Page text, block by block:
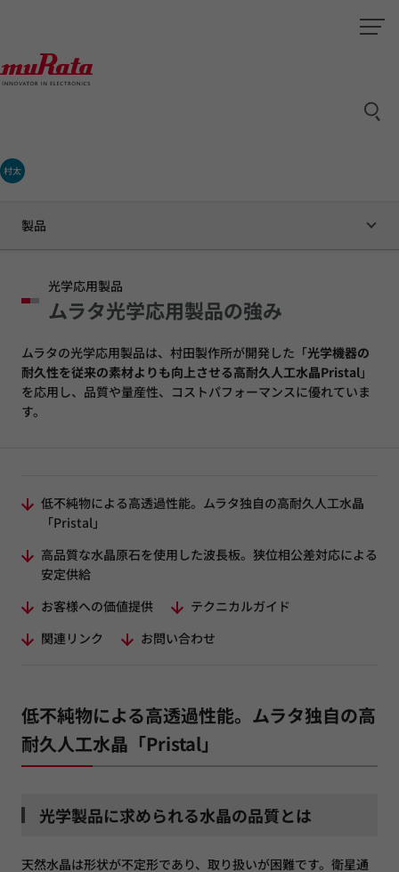
村太
製品
光学応用製品
ムラタ光学応用製品の強み
ムラタの光学応用製品は、村田製作所が開発した「光学機器の
耐久性を従来の素材よりも向上させる高耐久人工水晶Pristal」
を応用し、品質や量産性、コストパフォーマンスに優れていま
す。
低不純物による高透過性能。ムラタ独自の高耐久人工水晶
「Pristal」
高品質な水晶原石を使用した波長板。狭位相公差対応による
安定供給
お客様への価値提供
テクニカルガイド
関連リンク
お問い合わせ
低不純物による高透過性能。ムラタ独自の高
耐久人工水晶「Pristal」
光学製品に求められる水晶の品質とは
天然水晶は形状が不定形であり、取り扱いが困難です。衛星通